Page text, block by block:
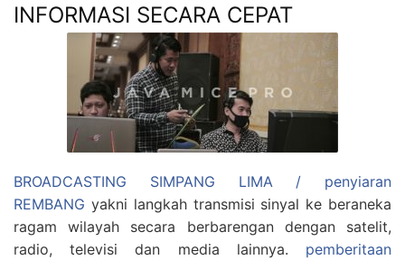
INFORMASI SECARA CEPAT
BROADCASTING SIMPANG LIMA / penyiaran
REMBANG yakni langkah transmisi sinyal ke beraneka
ragam wilayah secara berbarengan dengan satelit,
radio, televisi dan media lainnya. pemberitaan